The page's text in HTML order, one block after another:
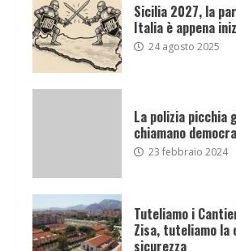
Sicilia 2027, la
Italia è appena
24 agosto 2025
La polizia picchia
chiamano
23 febbraio 2024
Tuteliamo i
Zisa, tuteliamo la
sicurezza